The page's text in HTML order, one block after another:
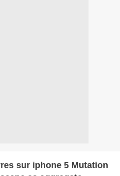
sur iphone 5 Mutation